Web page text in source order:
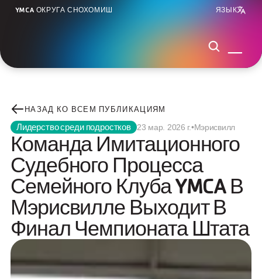
YMCA ОКРУГА СНОХОМИШ ЯЗЫК
НАЗАД КО ВСЕМ ПУБЛИКАЦИЯМ
Лидерство среди подростков 23 мар. 2026 г.•Мэрисвилл
Команда Имитационного
Судебного Процесса
Семейного Клуба YMCA В
Мэрисвилле Выходит В
Финал Чемпионата Штата